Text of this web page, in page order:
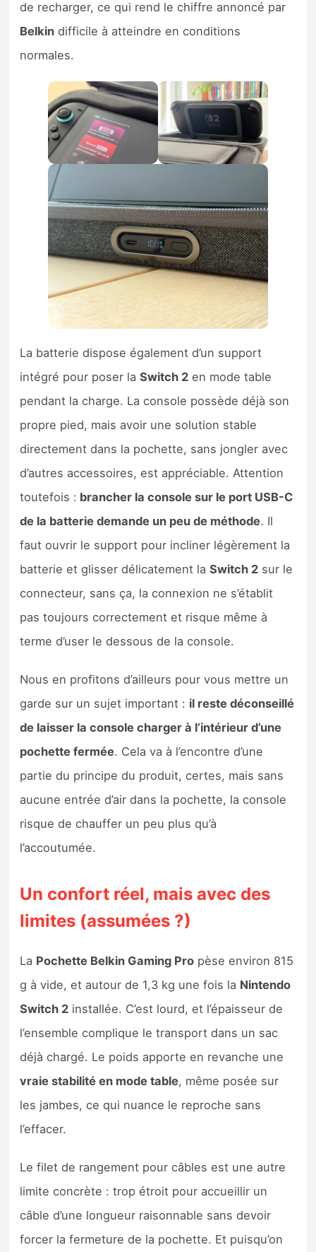
de recharger, ce qui rend le chiffre annoncé par
Belkin difficile à atteindre en conditions
normales.
La batterie dispose également d’un support
intégré pour poser laSwitch 2 en mode table
pendant la charge. La console possède déjà son
propre pied, mais avoir une solution stable
directement dans la pochette, sans jongler avec
d’autres accessoires, est appréciable. Attention
toutefois : brancher la console sur le port USB-C
de la batterie demande un peu de méthode. Il
faut ouvrir le support pour incliner légèrement la
batterie et glisser délicatement laSwitch 2 sur le
connecteur, sans ça, la connexion ne s’établit
pas toujours correctement et risque même à
terme d’user le dessous de la console.
Nous en profitons d’ailleurs pour vous mettre un
garde sur un sujet important : il reste déconseillé
de laisser la console charger à l’intérieur d’une
pochette fermée. Cela va à l’encontre d’une
partie du principe du produit, certes, mais sans
aucune entrée d’air dans la pochette, la console
risque de chauffer un peu plus qu’à
l’accoutumée.
Un confort réel, mais avec des
limites (assumées ?)
La Pochette Belkin Gaming Pro pèse environ 815
g à vide, et autour de 1,3 kg une fois la Nintendo
Switch 2 installée. C’est lourd, et l’épaisseur de
l’ensemble complique le transport dans un sac
déjà chargé. Le poids apporte en revanche une
vraie stabilité en mode table, même posée sur
les jambes, ce qui nuance le reproche sans
l’effacer.
Le filet de rangement pour câbles est une autre
limite concrète : trop étroit pour accueillir un
câble d’une longueur raisonnable sans devoir
forcer la fermeture de la pochette. Et puisqu’on